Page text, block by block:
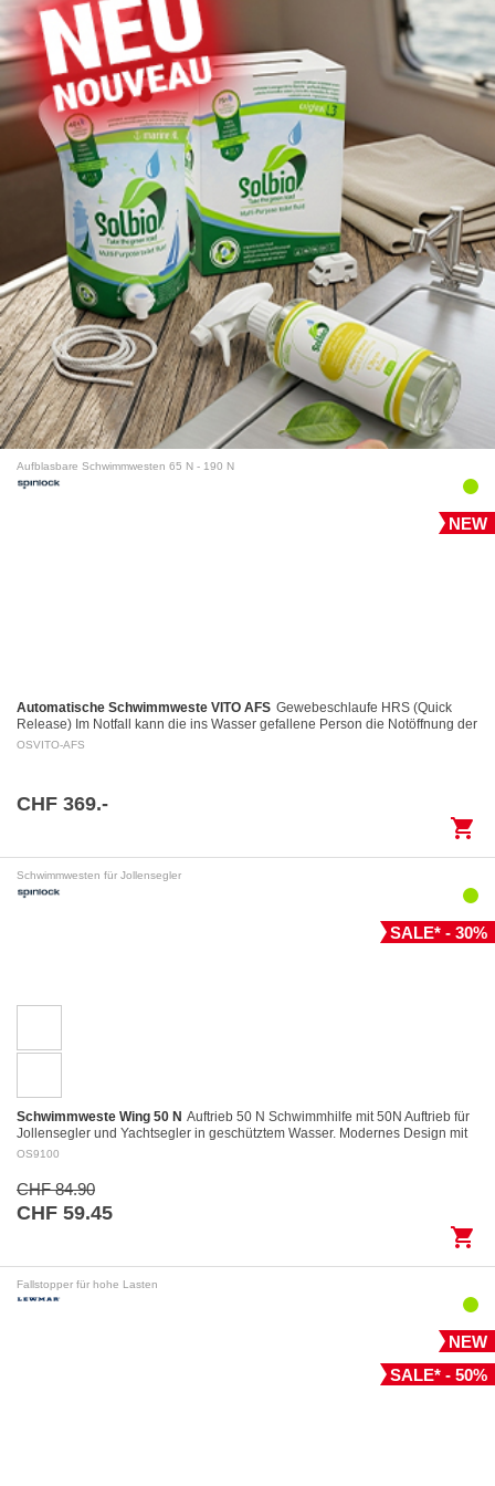
Aufblasbare Schwimmwesten 65 N - 190 N
NEW
Automatische Schwimmweste VITO AFS Gewebeschlaufe HRS (Quick
Release) Im Notfall kann die ins Wasser gefallene Person die Notöffnung der
Gewebeschlaufe mittels eines Auslöserings…
OSVITO-AFS
CHF 369.-
shopping_cart
Schwimmwesten für Jollensegler
SALE* - 30%
Schwimmweste Wing 50 N Auftrieb 50 N Schwimmhilfe mit 50N Auftrieb für
Jollensegler und Yachtsegler in geschütztem Wasser. Modernes Design mit
kurzem und kompaktem…
OS9100
CHF 84.90
CHF 59.45
shopping_cart
Fallstopper für hohe Lasten
NEW
SALE* - 50%